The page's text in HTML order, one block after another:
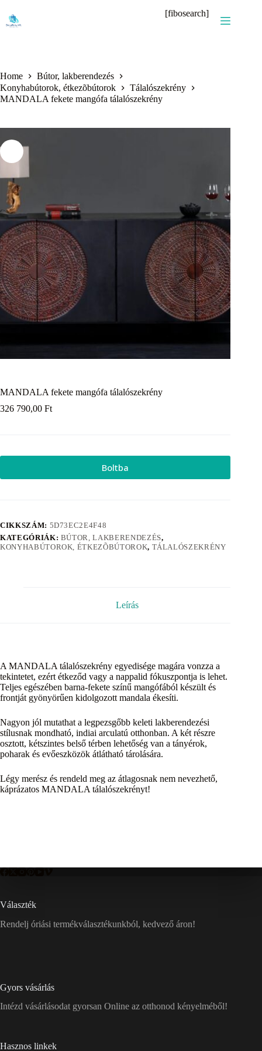
content
[fibosearch]
Home
Bútor, lakberendezés
Konyhabútorok, étkezõbútorok
Tálalószekrény
MANDALA fekete mangófa tálalószekrény
MANDALA fekete mangófa tálalószekrény
326 790,00 Ft
Boltba
CIKKSZÁM: 5D73EC2E4F48
KATEGÓRIÁK: BÚTOR, LAKBERENDEZÉS,
KONYHABÚTOROK, ÉTKEZÕBÚTOROK, TÁLALÓSZEKRÉNY
Leírás
A MANDALA tálalószekrény egyedisége magára vonzza a
tekintetet, ezért étkeződ vagy a nappalid fókuszpontja is lehet.
Teljes egészében barna-fekete színű mangófából készült és
frontját gyönyörűen kidolgozott mandala ékesíti.
Nagyon jól mutathat a legpezsgőbb keleti lakberendezési
stílusnak mondható, indiai arculatú otthonban. A két részre
osztott, kétszintes belső térben lehetőség van a tányérok,
poharak és evőeszközök átlátható tárolására.
Légy merész és rendeld meg az átlagosnak nem nevezhető,
káprázatos MANDALA tálalószekrényt!
Választék
Rendelj óriási termékválasztékunkból, kedvező áron!
Gyors vásárlás
Intézd vásárlásodat gyorsan Online az otthonod kényelméből!
Hasznos linkek